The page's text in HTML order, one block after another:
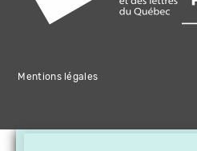
Mentions légales